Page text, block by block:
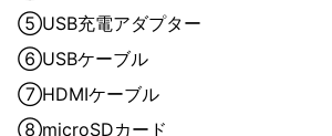
⑤USB充電アダプター
⑥USBケーブル
⑦HDMIケーブル
⑧microSDカード